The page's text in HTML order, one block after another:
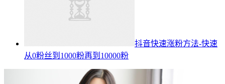
抖音快速涨粉方法-快速
从0粉丝到1000粉再到10000粉